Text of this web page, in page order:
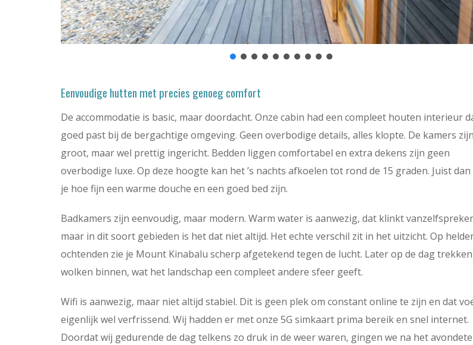
Eenvoudige hutten met precies genoeg comfort
De accommodatie is basic, maar doordacht. Onze cabin had een compleet houten interieur
goed past bij de bergachtige omgeving. Geen overbodige details, alles klopte. De kamers
groot, maar wel prettig ingericht. Bedden liggen comfortabel en extra dekens zijn geen
overbodige luxe. Op deze hoogte kan het ’s nachts afkoelen tot rond de 15 graden. Juist
je hoe fijn een warme douche en een goed bed zijn.
Badkamers zijn eenvoudig, maar modern. Warm water is aanwezig, dat klinkt
maar in dit soort gebieden is het dat niet altijd. Het echte verschil zit in het uitzicht. Op
ochtenden zie je Mount Kinabalu scherp afgetekend tegen de lucht. Later op de dag
wolken binnen, wat het landschap een compleet andere sfeer geeft.
Wifi is aanwezig, maar niet altijd stabiel. Dit is geen plek om constant online te zijn en dat
eigenlijk wel verfrissend. Wij hadden er met onze 5G simkaart prima bereik en snel internet.
Doordat wij gedurende de dag telkens zo druk in de weer waren, gingen we na het